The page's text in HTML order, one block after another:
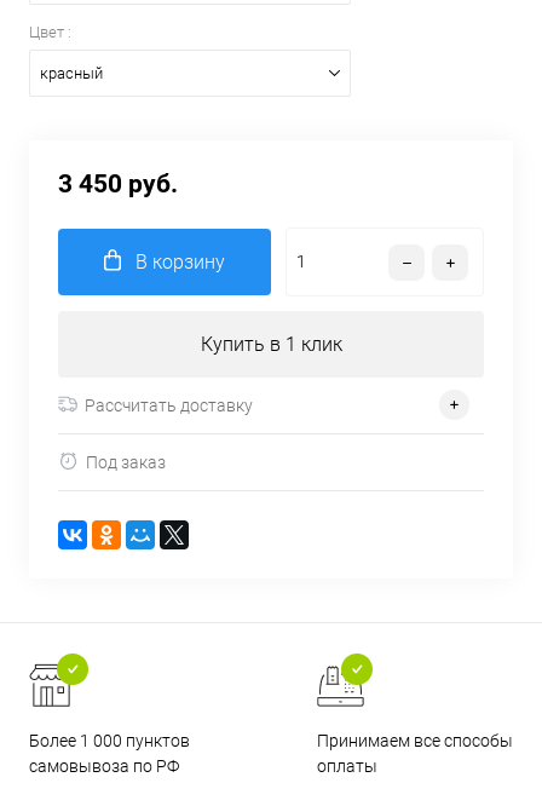
Цвет :
красный
3 450 руб.
В корзину
Купить в 1 клик
Рассчитать доставку
Под заказ
Более 1 000 пунктов
самовывоза по РФ
Принимаем все способы
оплаты